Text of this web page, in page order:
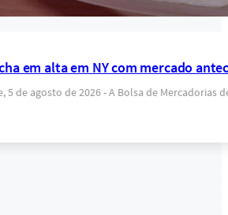
em alta em NY com mercado
5 de agosto de 2026 - A Bolsa de Mercadorias